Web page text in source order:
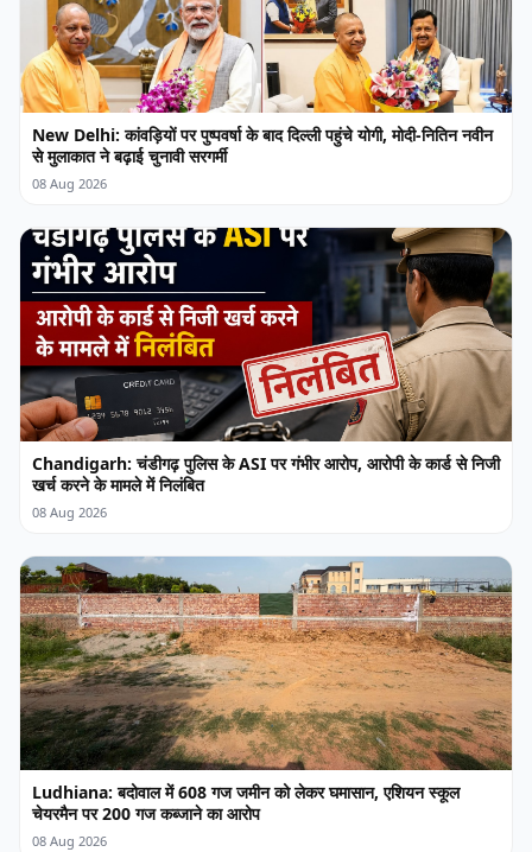
New Delhi: कांवड़ियों पर पुष्पवर्षा के बाद दिल्ली पहुंचे योगी, मोदी-नितिन नवीन
से मुलाकात ने बढ़ाई चुनावी सरगर्मी
08 Aug 2026
Chandigarh: चंडीगढ़ पुलिस के ASI पर गंभीर आरोप, आरोपी के कार्ड से निजी
खर्च करने के मामले में निलंबित
08 Aug 2026
Ludhiana: बदोवाल में 608 गज जमीन को लेकर घमासान, एशियन स्कूल
चेयरमैन पर 200 गज कब्जाने का आरोप
08 Aug 2026